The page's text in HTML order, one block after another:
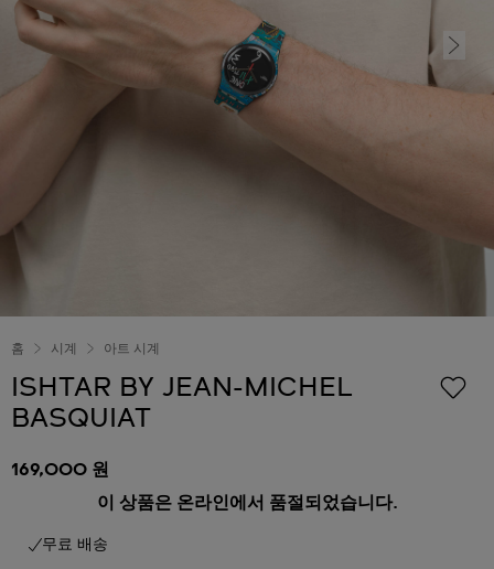
홈 시계 아트 시계
ISHTAR BY JEAN-MICHEL
BASQUIAT
169,000 원
이 상품은 온라인에서 품절되었습니다.
무료 배송